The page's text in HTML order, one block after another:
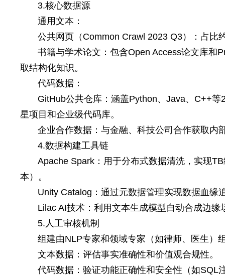
3.核心数据源
通用文本：
公共网页（Common Crawl 2023 Q3）：占比
书籍与学术论文：包含Open Access论文库和
取结构化知识。
代码数据：
GitHub公共仓库：涵盖Python、Java、C++
星项目和企业级代码库。
企业合作数据：与金融、科技公司合作获取内
4.数据构建工具链
Apache Spark：用于分布式数据清洗，实现
本）。
Unity Catalog：通过元数据管理实现数据血缘
Lilac AI技术：利用文本生成模型自动合成边
5.人工审核机制
组建由NLP专家和领域专家（如律师、医生）
文本数据：评估事实准确性和价值观合规性。
代码数据：验证功能正确性和安全性（如SQL